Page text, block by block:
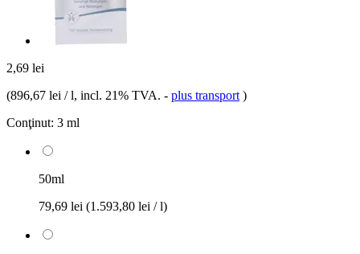
2,69 lei
(896,67 lei / l, incl. 21% TVA. - plus transport )
Conţinut: 3 ml
50ml
79,69 lei (1.593,80 lei / l)